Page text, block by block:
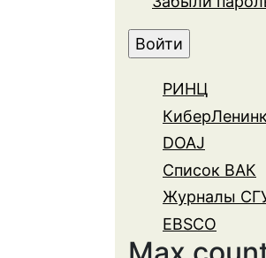
РИНЦ
DOAJ
Список ВАК
Журналы
EBSCO